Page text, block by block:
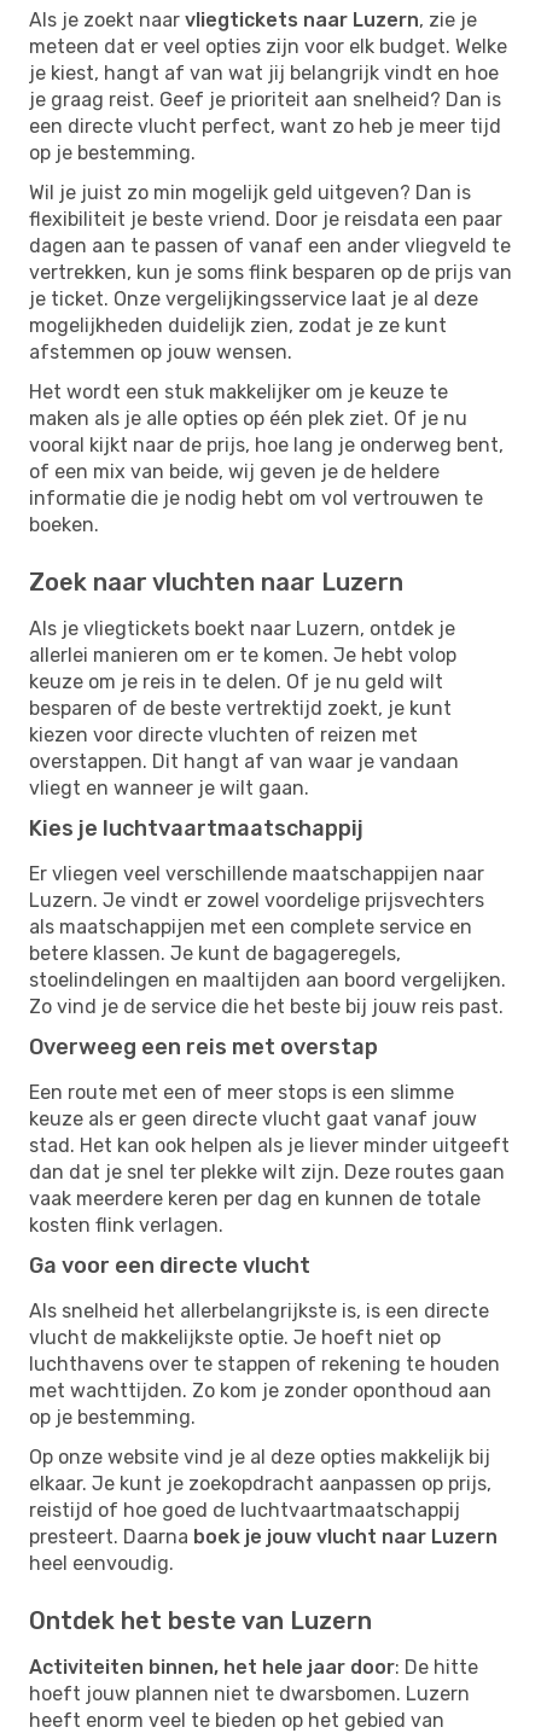
Als je zoekt naar vliegtickets naar Luzern, zie je
meteen dat er veel opties zijn voor elk budget. Welke
je kiest, hangt af van wat jij belangrijk vindt en hoe
je graag reist. Geef je prioriteit aan snelheid? Dan is
een directe vlucht perfect, want zo heb je meer tijd
op je bestemming.
Wil je juist zo min mogelijk geld uitgeven? Dan is
flexibiliteit je beste vriend. Door je reisdata een paar
dagen aan te passen of vanaf een ander vliegveld te
vertrekken, kun je soms flink besparen op de prijs van
je ticket. Onze vergelijkingsservice laat je al deze
mogelijkheden duidelijk zien, zodat je ze kunt
afstemmen op jouw wensen.
Het wordt een stuk makkelijker om je keuze te
maken als je alle opties op één plek ziet. Of je nu
vooral kijkt naar de prijs, hoe lang je onderweg bent,
of een mix van beide, wij geven je de heldere
informatie die je nodig hebt om vol vertrouwen te
boeken.
Zoek naar vluchten naar Luzern
Als je vliegtickets boekt naar Luzern, ontdek je
allerlei manieren om er te komen. Je hebt volop
keuze om je reis in te delen. Of je nu geld wilt
besparen of de beste vertrektijd zoekt, je kunt
kiezen voor directe vluchten of reizen met
overstappen. Dit hangt af van waar je vandaan
vliegt en wanneer je wilt gaan.
Kies je luchtvaartmaatschappij
Er vliegen veel verschillende maatschappijen naar
Luzern. Je vindt er zowel voordelige prijsvechters
als maatschappijen met een complete service en
betere klassen. Je kunt de bagageregels,
stoelindelingen en maaltijden aan boord vergelijken.
Zo vind je de service die het beste bij jouw reis past.
Overweeg een reis met overstap
Een route met een of meer stops is een slimme
keuze als er geen directe vlucht gaat vanaf jouw
stad. Het kan ook helpen als je liever minder uitgeeft
dan dat je snel ter plekke wilt zijn. Deze routes gaan
vaak meerdere keren per dag en kunnen de totale
kosten flink verlagen.
Ga voor een directe vlucht
Als snelheid het allerbelangrijkste is, is een directe
vlucht de makkelijkste optie. Je hoeft niet op
luchthavens over te stappen of rekening te houden
met wachttijden. Zo kom je zonder oponthoud aan
op je bestemming.
Op onze website vind je al deze opties makkelijk bij
elkaar. Je kunt je zoekopdracht aanpassen op prijs,
reistijd of hoe goed de luchtvaartmaatschappij
presteert. Daarna boek je jouw vlucht naar Luzern
heel eenvoudig.
Ontdek het beste van Luzern
Activiteiten binnen, het hele jaar door: De hitte
hoeft jouw plannen niet te dwarsbomen. Luzern
heeft enorm veel te bieden op het gebied van